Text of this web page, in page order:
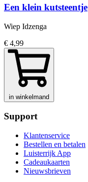
Een klein kutsteentje
Wiep Idzenga
€ 4,99
in winkelmand
Support
Klantenservice
Bestellen en betalen
Luisterrijk App
Cadeaukaarten
Nieuwsbrieven